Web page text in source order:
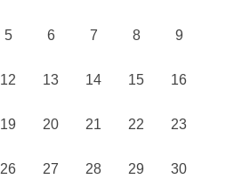
5 6 7 8 9
12 13 14 15 16
19 20 21 22 23
26 27 28 29 30